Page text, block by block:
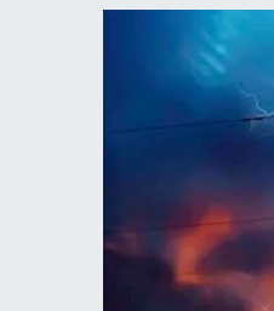
Son Dakika Haberleri